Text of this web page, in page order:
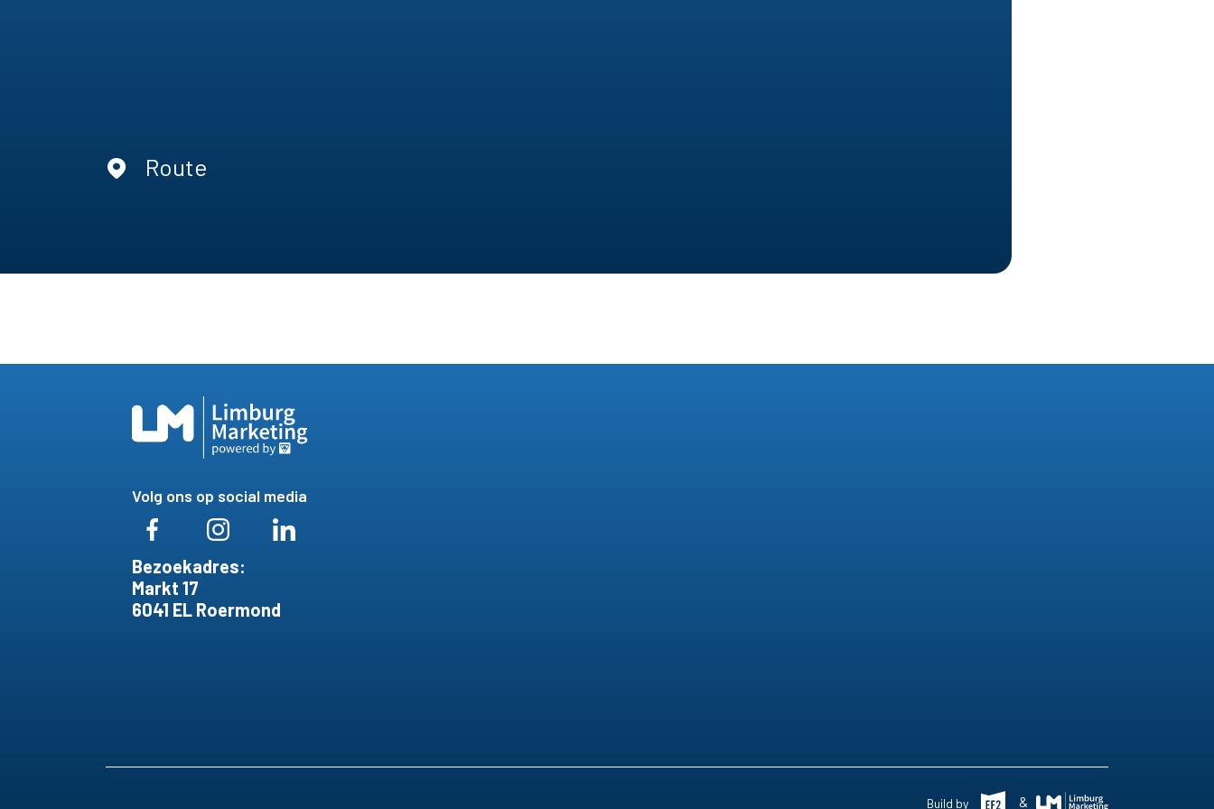
Route
Volg ons op social media
Bezoekadres:
Markt 17
6041 EL Roermond
Build by &